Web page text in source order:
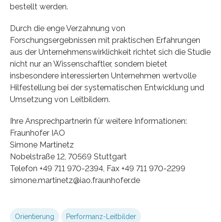
bestellt werden.
Durch die enge Verzahnung von
Forschungsergebnissen mit praktischen Erfahrungen
aus der Unternehmenswirklichkeit richtet sich die Studie
nicht nur an Wissenschaftler, sondern bietet
insbesondere interessierten Unternehmen wertvolle
Hilfestellung bei der systematischen Entwicklung und
Umsetzung von Leitbildern.
Ihre Ansprechpartnerin für weitere Informationen:
Fraunhofer IAO
Simone Martinetz
Nobelstraße 12, 70569 Stuttgart
Telefon +49 711 970-2394, Fax +49 711 970-2299
simone.martinetz@iao.fraunhofer.de
Orientierung Performanz-Leitbilder